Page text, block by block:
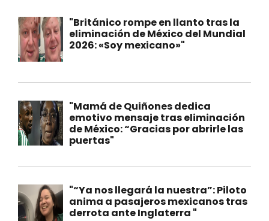
"Británico rompe en llanto tras la
eliminación de México del Mundial
2026: «Soy mexicano»"
"Mamá de Quiñones dedica
emotivo mensaje tras eliminación
de México: “Gracias por abrirle las
puertas"
"“Ya nos llegará la nuestra”: Piloto
anima a pasajeros mexicanos tras
derrota ante Inglaterra "